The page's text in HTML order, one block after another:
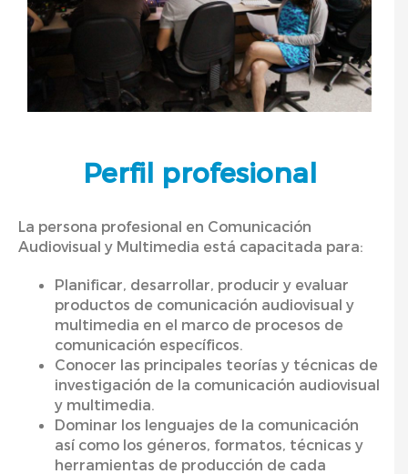
Perfil profesional
La persona profesional en Comunicación
Audiovisual y Multimedia está capacitada para:
Planificar, desarrollar, producir y evaluar
productos de comunicación audiovisual y
multimedia en el marco de procesos de
comunicación específicos.
Conocer las principales teorías y técnicas de
investigación de la comunicación audiovisual
y multimedia.
Dominar los lenguajes de la comunicación
así como los géneros, formatos, técnicas y
herramientas de producción de cada